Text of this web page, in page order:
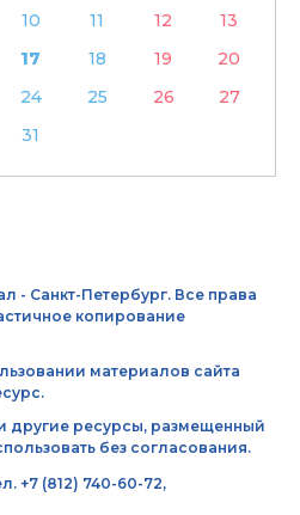
10 11 12
13
17 18 19
20
24 25 26
27
31
- Санкт-Петербург. Все права
копирование
материалов сайта
другие ресурсы, размещенный
без согласования.
+7 (812) 740-60-72,